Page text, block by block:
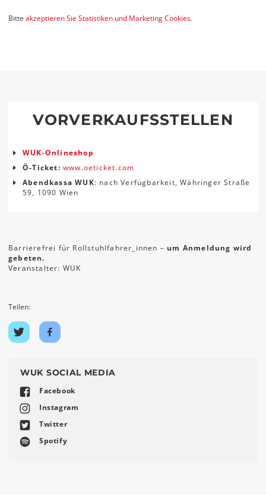
Bitte akzeptieren Sie Statistiken und Marketing Cookies.
VORVERKAUFSSTELLEN
WUK-Onlineshop
Ö-Ticket: www.oeticket.com
Abendkassa WUK: nach Verfügbarkeit, Währinger Straße
59, 1090 Wien
Barrierefrei für Rollstuhlfahrer_innen – um Anmeldung wird
gebeten.
Veranstalter: WUK
Teilen:
Auf
Twitter
Auf
Facebook
WUK SOCIAL MEDIA
Facebook
Instagram
Twitter
Spotify